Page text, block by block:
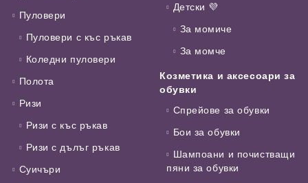
Пуловери
Пуловери с къс ръкав
Коледни пуловери
Полота
Ризи
Ризи с къс ръкав
Ризи с дълъг ръкав
Суичъри
Детски 💜
За момиче
За момче
Козметика и аксесоари за
обувки
Спрейове за обувки
Бои за обувки
Шампоани и почистващи
пяни за обувки